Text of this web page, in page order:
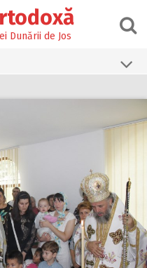
Dunării de Jos